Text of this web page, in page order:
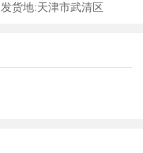
发货地:天津市武清区